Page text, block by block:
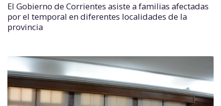
El Gobierno de Corrientes asiste a familias afectadas
por el temporal en diferentes localidades de la
provincia